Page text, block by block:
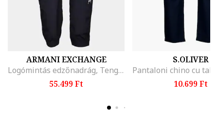
ARMANI EXCHANGE
Logómintás edzőnadrág, Tengerészkék
55.499 Ft
S.OLIVER
10.699 Ft